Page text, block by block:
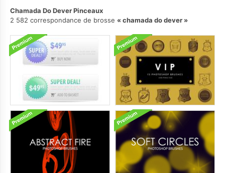
Chamada Do Dever Pinceaux
2 582 correspondance de brosse
chamada do dever